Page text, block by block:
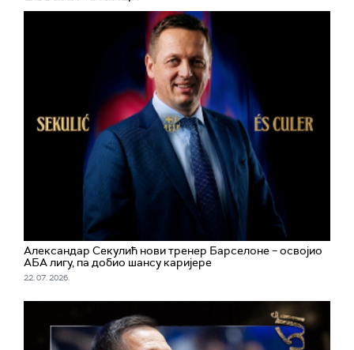
Александар Секулић нови тренер Барселоне – освојио
АБА лигу, па добио шансу каријере
22. 07. 2026.